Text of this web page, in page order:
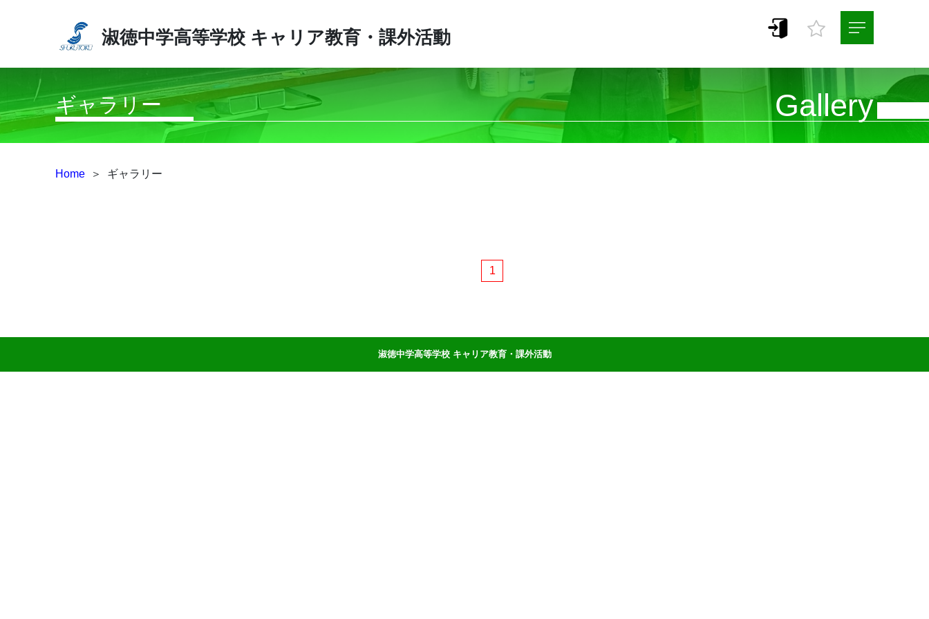
淑徳中学高等学校 キャリア教育・課外活動
ギャラリー Gallery
Home ＞ ギャラリー
1
淑徳中学高等学校 キャリア教育・課外活動